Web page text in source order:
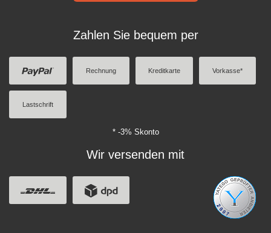
Zahlen Sie bequem per
Rechnung Kreditkarte Vorkasse*
Lastschrift
* -3% Skonto
Wir versenden mit